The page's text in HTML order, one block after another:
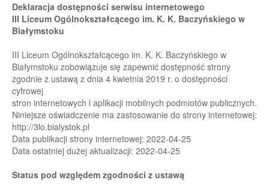
Deklaracja dostępności serwisu internetowego
III Liceum Ogólnokształcącego im. K. K. Baczyńskiego w
Białymstoku
III Liceum Ogólnokształcącego im. K. K. Baczyńskiego w
Białymstoku zobowiązuje się zapewnić dostępność strony
zgodnie z ustawą z dnia 4 kwietnia 2019 r. o dostępności
cyfrowej
stron internetowych i aplikacji mobilnych podmiotów publicznych.
Niniejsze oświadczenie ma zastosowanie do strony internetowej:
http://3lo.bialystok.pl
Data publikacji strony internetowej: 2022-04-25
Data ostatniej dużej aktualizacji: 2022-04-25
Status pod względem zgodności z ustawą